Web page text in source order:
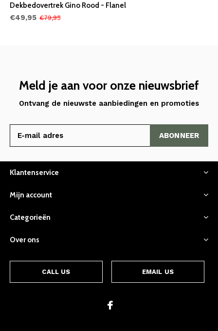
Dekbedovertrek Gino Rood - Flanel
€49,95 €79,95
Meld je aan voor onze nieuwsbrief
Ontvang de nieuwste aanbiedingen en promoties
ABONNEER
Klantenservice
Mijn account
Categorieën
Over ons
CALL US EMAIL US